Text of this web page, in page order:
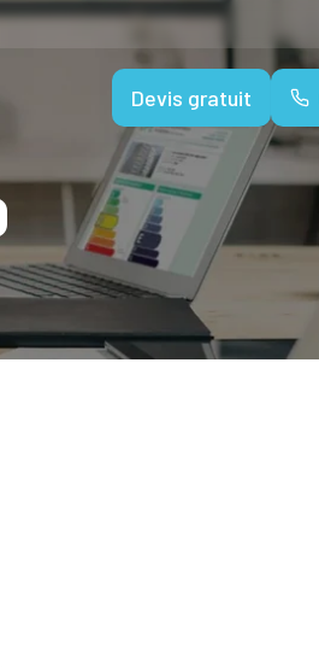
Devis gratuit